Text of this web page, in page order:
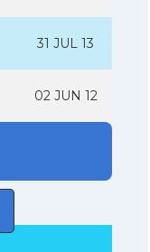
31 JUL 13
02 JUN 12